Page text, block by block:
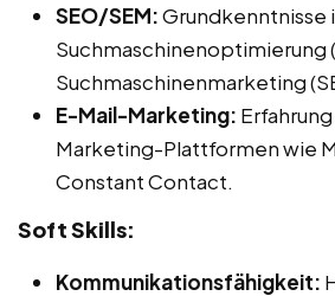
SEO/SEM:Grundkenntnisse
Suchmaschinenoptimierung
Suchmaschinenmarketing
E-Mail-Marketing:
Marketing-Plattformen wie
Constant Contact.
Soft Skills:
Kommunikationsfähigkeit: